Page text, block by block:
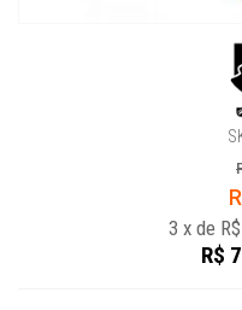
3 x de
R$